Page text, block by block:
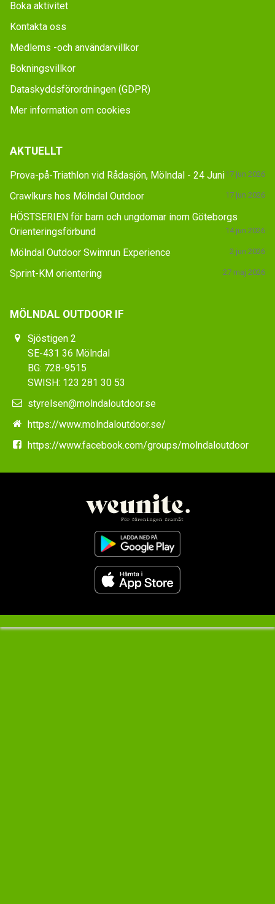
Boka aktivitet
Kontakta oss
Medlems -och användarvillkor
Bokningsvillkor
Dataskyddsförordningen (GDPR)
Mer information om cookies
AKTUELLT
Prova-på-Triathlon vid Rådasjön, Mölndal - 24 Juni17 jun 2026
Crawlkurs hos Mölndal Outdoor 17 jun 2026
HÖSTSERIEN för barn och ungdomar inom Göteborgs
Orienteringsförbund
14 jun 2026
Mölndal Outdoor Swimrun Experience 2 jun 2026
Sprint-KM orientering 27 maj 2026
MÖLNDAL OUTDOOR IF
Sjöstigen 2
SE-431 36 Mölndal
BG: 728-9515
SWISH: 123 281 30 53
styrelsen@molndaloutdoor.se
https://www.molndaloutdoor.se/
https://www.facebook.com/groups/molndaloutdoor